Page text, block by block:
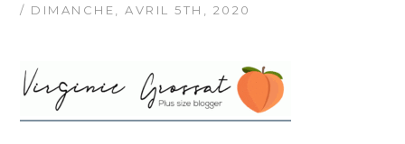
/ DIMANCHE, AVRIL 5TH, 2020